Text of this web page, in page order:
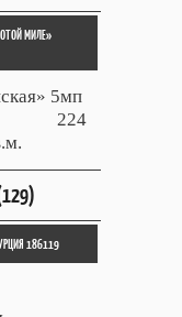
МИЛЕ»
5мп
186119